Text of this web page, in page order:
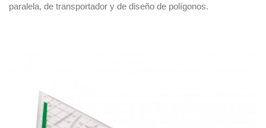
paralela, de transportador y de diseño de polígonos.